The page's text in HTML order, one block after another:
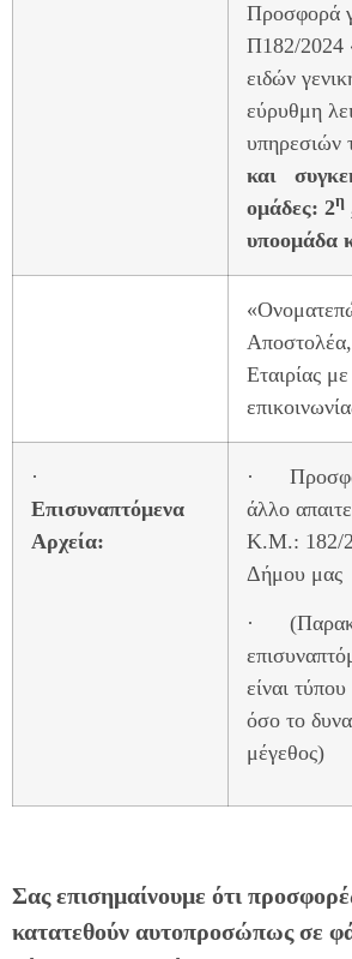
Προσφορά
Π182/2024
ειδών
εύρυθμη
υπηρεσιών
και
ομάδες: 2η
υποομάδα
Εταιρίας
·
Επισυναπτόμενα
Αρχεία:
·
άλλο
Κ.Μ.: 182/
Δήμου μας
·
είναι
όσο το
μέγεθος)
Σας επισημαίνουμε ότι
κατατεθούν αυτοπροσώπως σε